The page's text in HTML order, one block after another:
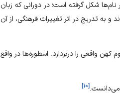
شکل گرفته است؛ در دورانی که زبان
به تدریج در اثر تغییرات فرهنگی، از آن
واقعی را دربردارد. اسطوره‌ها در واقع
می‌دانست.[۱۰]